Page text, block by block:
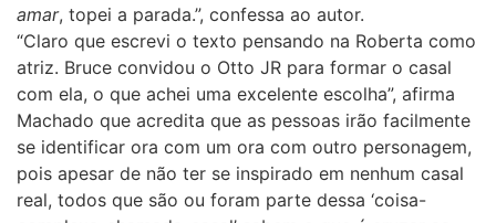
amar, topei a parada.”, confessa ao autor.
“Claro que escrevi o texto pensando na Roberta como
atriz. Bruce convidou o Otto JR para formar o casal
com ela, o que achei uma excelente escolha”, afirma
Machado que acredita que as pessoas irão facilmente
se identificar ora com um ora com outro personagem,
pois apesar de não ter se inspirado em nenhum casal
real, todos que são ou foram parte dessa ‘coisa-